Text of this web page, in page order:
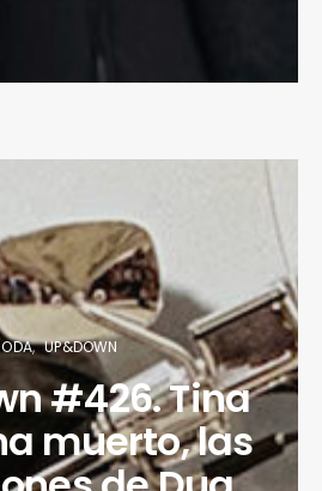
UP&DOWN
#426. Tina
muerto, las